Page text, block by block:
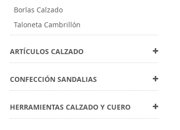
Borlas Calzado
Taloneta Cambrillón
ARTÍCULOS CALZADO
CONFECCIÓN SANDALIAS
HERRAMIENTAS CALZADO Y CUERO